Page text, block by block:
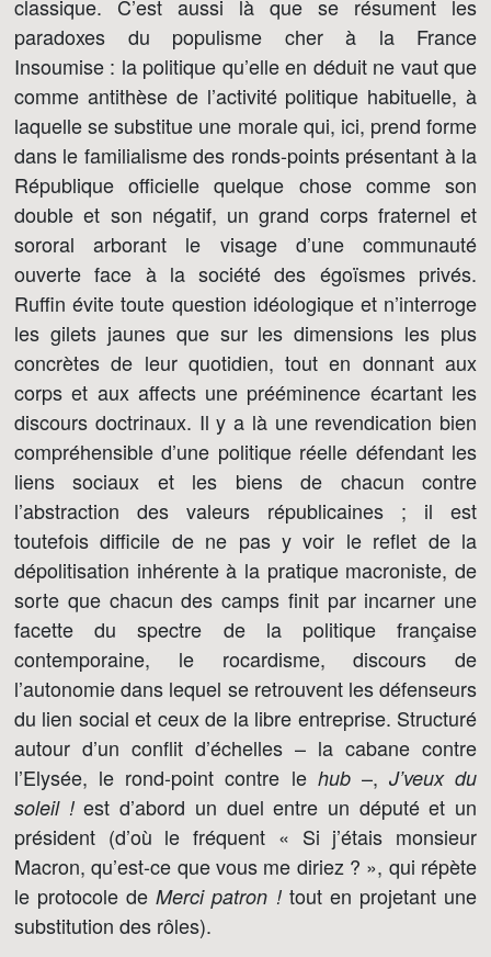
classique. C’est aussi là que se résument les
paradoxes du populisme cher à la France
Insoumise : la politique qu’elle en déduit ne vaut que
comme antithèse de l’activité politique habituelle, à
laquelle se substitue une morale qui, ici, prend forme
dans le familialisme des ronds-points présentant à la
République officielle quelque chose comme son
double et son négatif, un grand corps fraternel et
sororal arborant le visage d’une communauté
ouverte face à la société des égoïsmes privés.
Ruffin évite toute question idéologique et n’interroge
les gilets jaunes que sur les dimensions les plus
concrètes de leur quotidien, tout en donnant aux
corps et aux affects une prééminence écartant les
discours doctrinaux. Il y a là une revendication bien
compréhensible d’une politique réelle défendant les
liens sociaux et les biens de chacun contre
l’abstraction des valeurs républicaines ; il est
toutefois difficile de ne pas y voir le reflet de la
dépolitisation inhérente à la pratique macroniste, de
sorte que chacun des camps finit par incarner une
facette du spectre de la politique française
contemporaine, le rocardisme, discours de
l’autonomie dans lequel se retrouvent les défenseurs
du lien social et ceux de la libre entreprise. Structuré
autour d’un conflit d’échelles – la cabane contre
l’Elysée, le rond-point contre le hub–, J’veux du
soleil !est d’abord un duel entre un député et un
président (d’où le fréquent « Si j’étais monsieur
Macron, qu’est-ce que vous me diriez ? », qui répète
le protocole deMerci patron !tout en projetant une
substitution des rôles).